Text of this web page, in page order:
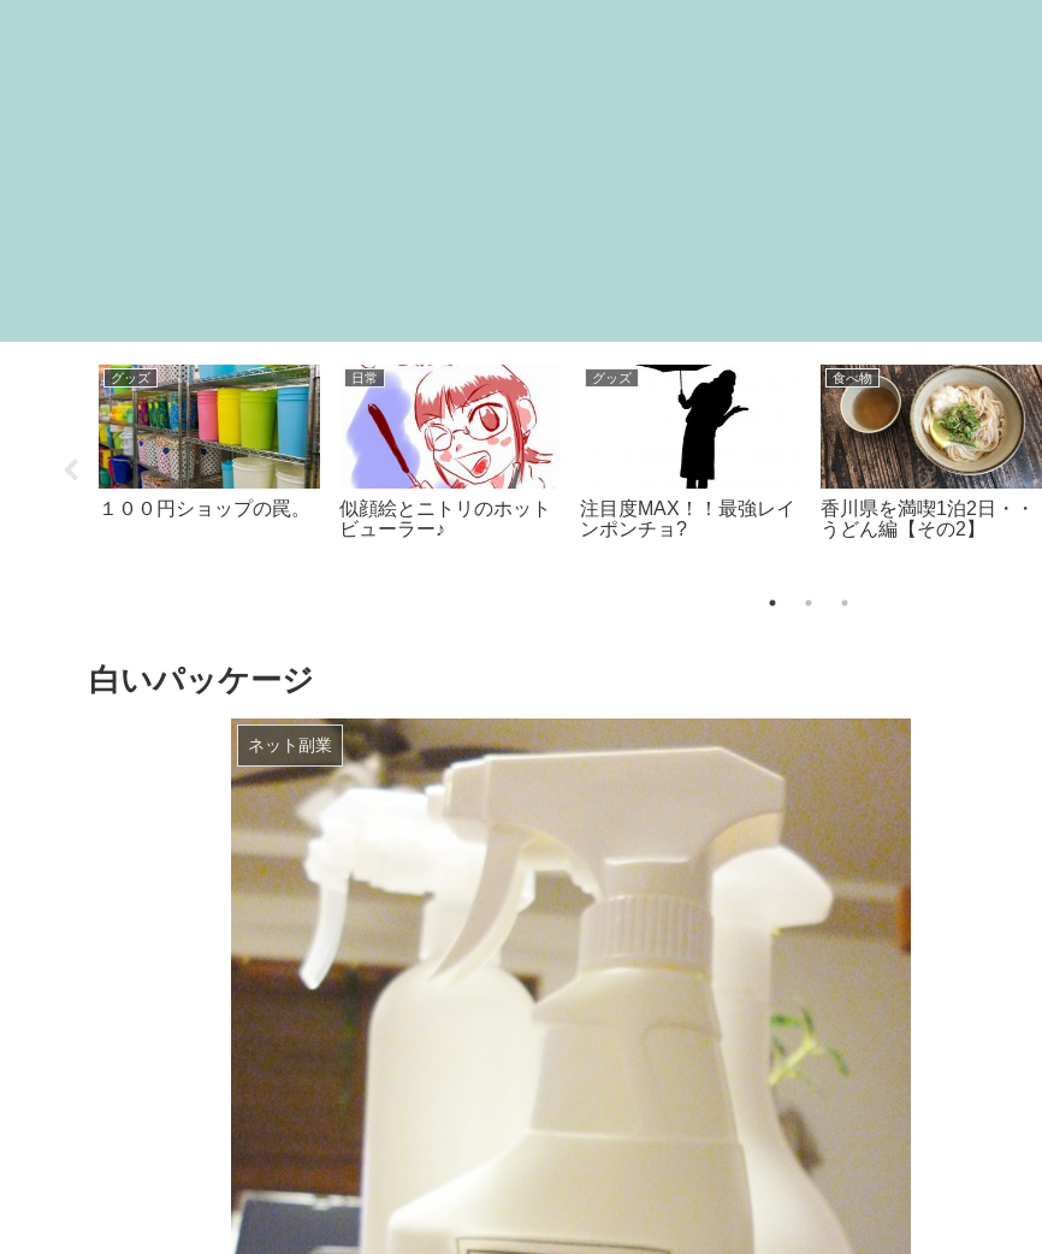
食べ物
うどん屋「きすけ」気持
日常
自宅で健康診断できる無
料アプリ
本
いつか見た青い空
食べ物
コンビニ限定！ロッテ
「特濃ガトーショコラ」
白いパッケージ
ネット副業